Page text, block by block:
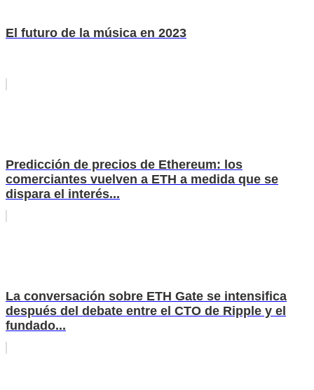
El futuro de la música en 2023
Predicción de precios de Ethereum: los
comerciantes vuelven a ETH a medida que se
dispara el interés...
La conversación sobre ETH Gate se intensifica
después del debate entre el CTO de Ripple y el
fundado...